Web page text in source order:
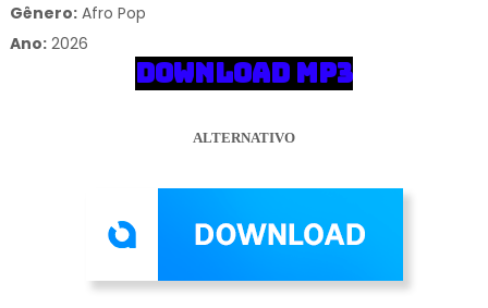
Gênero: Afro Pop
Ano:2026
DOWNLOAD MP3
ALTERNATIVO